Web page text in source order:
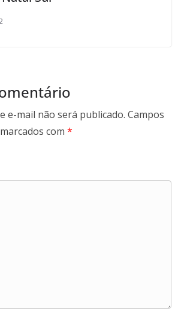
e-mail não será publicado. Campos
com *